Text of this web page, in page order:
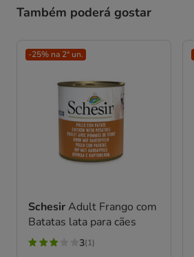
Também poderá gostar
-25% na 2ª un.
SchesirAdult Frango com
Batatas lata para cães
3
3(1)